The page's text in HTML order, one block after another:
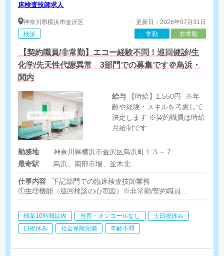
床検査技師求人
神奈川県横浜市金沢区
検診
更新日：2026年07月31日
常勤
非常勤
【契約職員/非常勤】エコー経験不問！巡回健診/生
化学/先天性代謝異常 3部門での募集です＠鳥浜・
関内
給与
齢や経験・スキルを考慮して
決定します ※契約職員は時給
月給制です
勤務地
神奈川県横浜市金沢区鳥浜町１３－７
最寄駅
鳥浜、南部市場、並木北
仕事内容
下記部門での臨床検査技師業務
①生理機能（巡回検診の心電図）※非常勤/契約職員
③生化学(鳥浜・契約社員)
④先天性代謝異常(鳥浜・契約職員)
残業10時間以内 当直・オンコールなし
土日祝休み
日祝休み
社会保険完備 年齢不問